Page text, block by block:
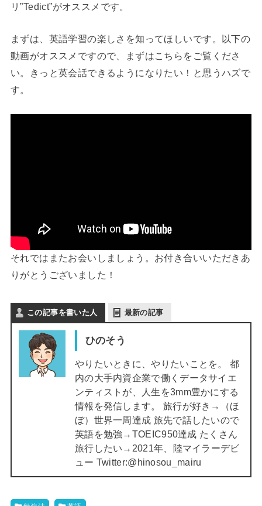
リ”Tedict”がオススメです。
まずは、英語学習の楽しさを知ってほしいです。以下の
動画がオススメですので、まずはこちらをご覧くださ
い。きっと英会話できるようになりたい！と思うハズで
す。
それではまたお会いしましょう。お付き合いいただきあ
りがとうございました！
この記事を書いた人 最新の記事
ひのそう
やりたいときに、やりたいことを。 都
内の大手内資企業で働くデータサイエ
ンティストが、人生を3mm豊かにする
情報を発信します。 旅行が好き→（ほ
ぼ）世界一周達成 旅先で話したいので
英語を勉強→TOEIC950達成 たくさん
旅行したい→2021年、陸マイラーデビ
ュー Twitter:@hinosou_mairu